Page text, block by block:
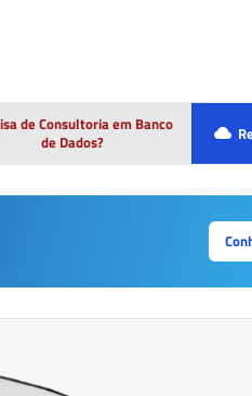
de Consultoria em Banco
de Dados?